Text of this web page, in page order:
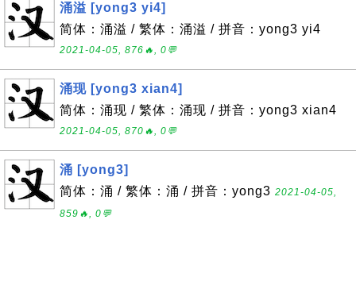
涌溢 [yong3 yi4]
简体：涌溢 / 繁体：涌溢 / 拼音：yong3 yi4
2021-04-05, 876🔥, 0💬
涌现 [yong3 xian4]
简体：涌现 / 繁体：涌现 / 拼音：yong3 xian4
2021-04-05, 870🔥, 0💬
涌 [yong3]
简体：涌 / 繁体：涌 / 拼音：yong3 2021-04-05,
859🔥, 0💬